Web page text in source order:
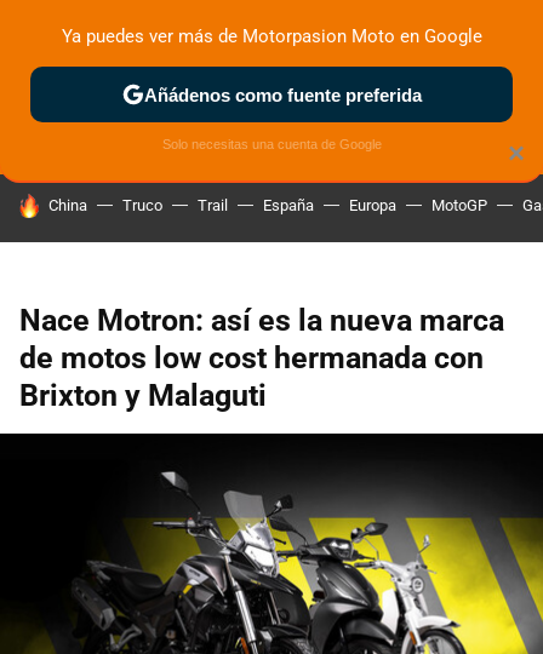
ZONA DE PRUEBAS DEPORTIVAS MOTOS ELÉCTRICAS
HOY SE HABLA DE
China Truco Trail España Europa MotoGP
Nace Motron: así es la nueva marca
de motos low cost hermanada con
Brixton y Malaguti
×
Ya puedes ver más de Motorpasion Moto en Google
Añádenos como fuente preferida
Solo necesitas una cuenta de Google